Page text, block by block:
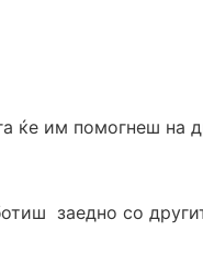
ќе им помогнеш на
заедно со